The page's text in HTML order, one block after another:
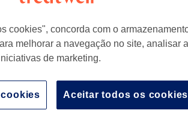
cookies", concorda com o
melhorar a navegação no site, analisar
de marketing.
Aceitar todos os cookies